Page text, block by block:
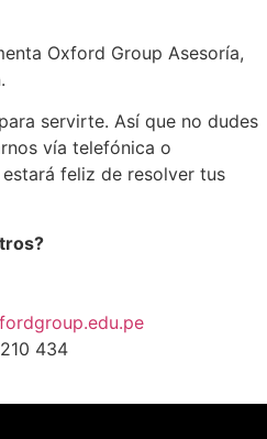
Oxford Group Asesoría,
servirte. Así que no dudes
vía telefónica o
feliz de resolver tus
434